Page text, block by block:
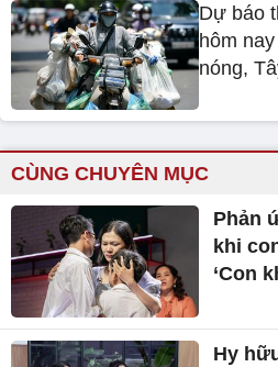
Dự báo
hôm
nóng,
CÙNG CHUYÊN MỤC
Phản
khi
‘Con
Hy